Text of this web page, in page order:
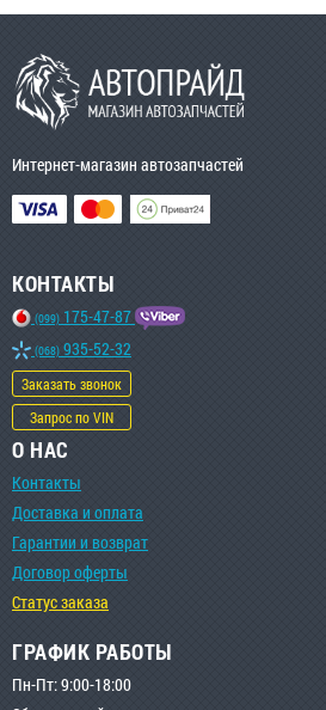
Интернет-магазин автозапчастей
КОНТАКТЫ
(099) 175-47-87
(068) 935-52-32
Заказать звонок
Запрос по VIN
О НАС
Контакты
Доставка и оплата
Гарантии и возврат
Договор оферты
Статус заказа
ГРАФИК РАБОТЫ
Пн-Пт: 9:00-18:00